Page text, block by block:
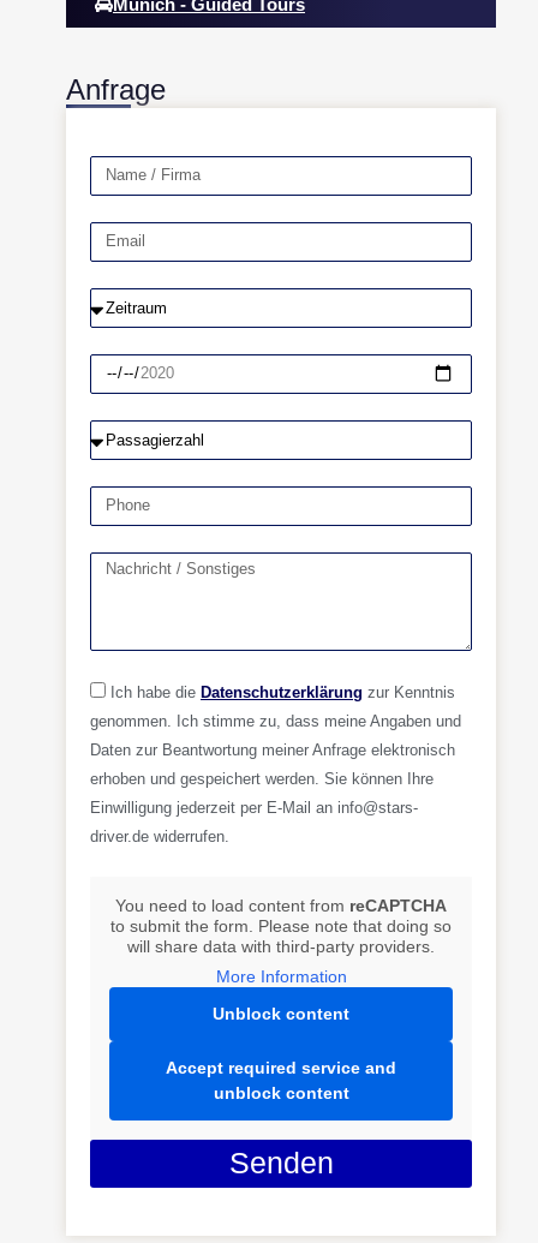
Anfrage
Ich habe die Datenschutzerklärung zur Kenntnis
genommen. Ich stimme zu, dass meine Angaben und
Daten zur Beantwortung meiner Anfrage elektronisch
erhoben und gespeichert werden. Sie können Ihre
Einwilligung jederzeit per E-Mail an info@stars-
driver.de widerrufen.
You need to load content from reCAPTCHA
to submit the form. Please note that doing so
will share data with third-party providers.
More Information
Unblock content
Accept required service and
unblock content
Senden